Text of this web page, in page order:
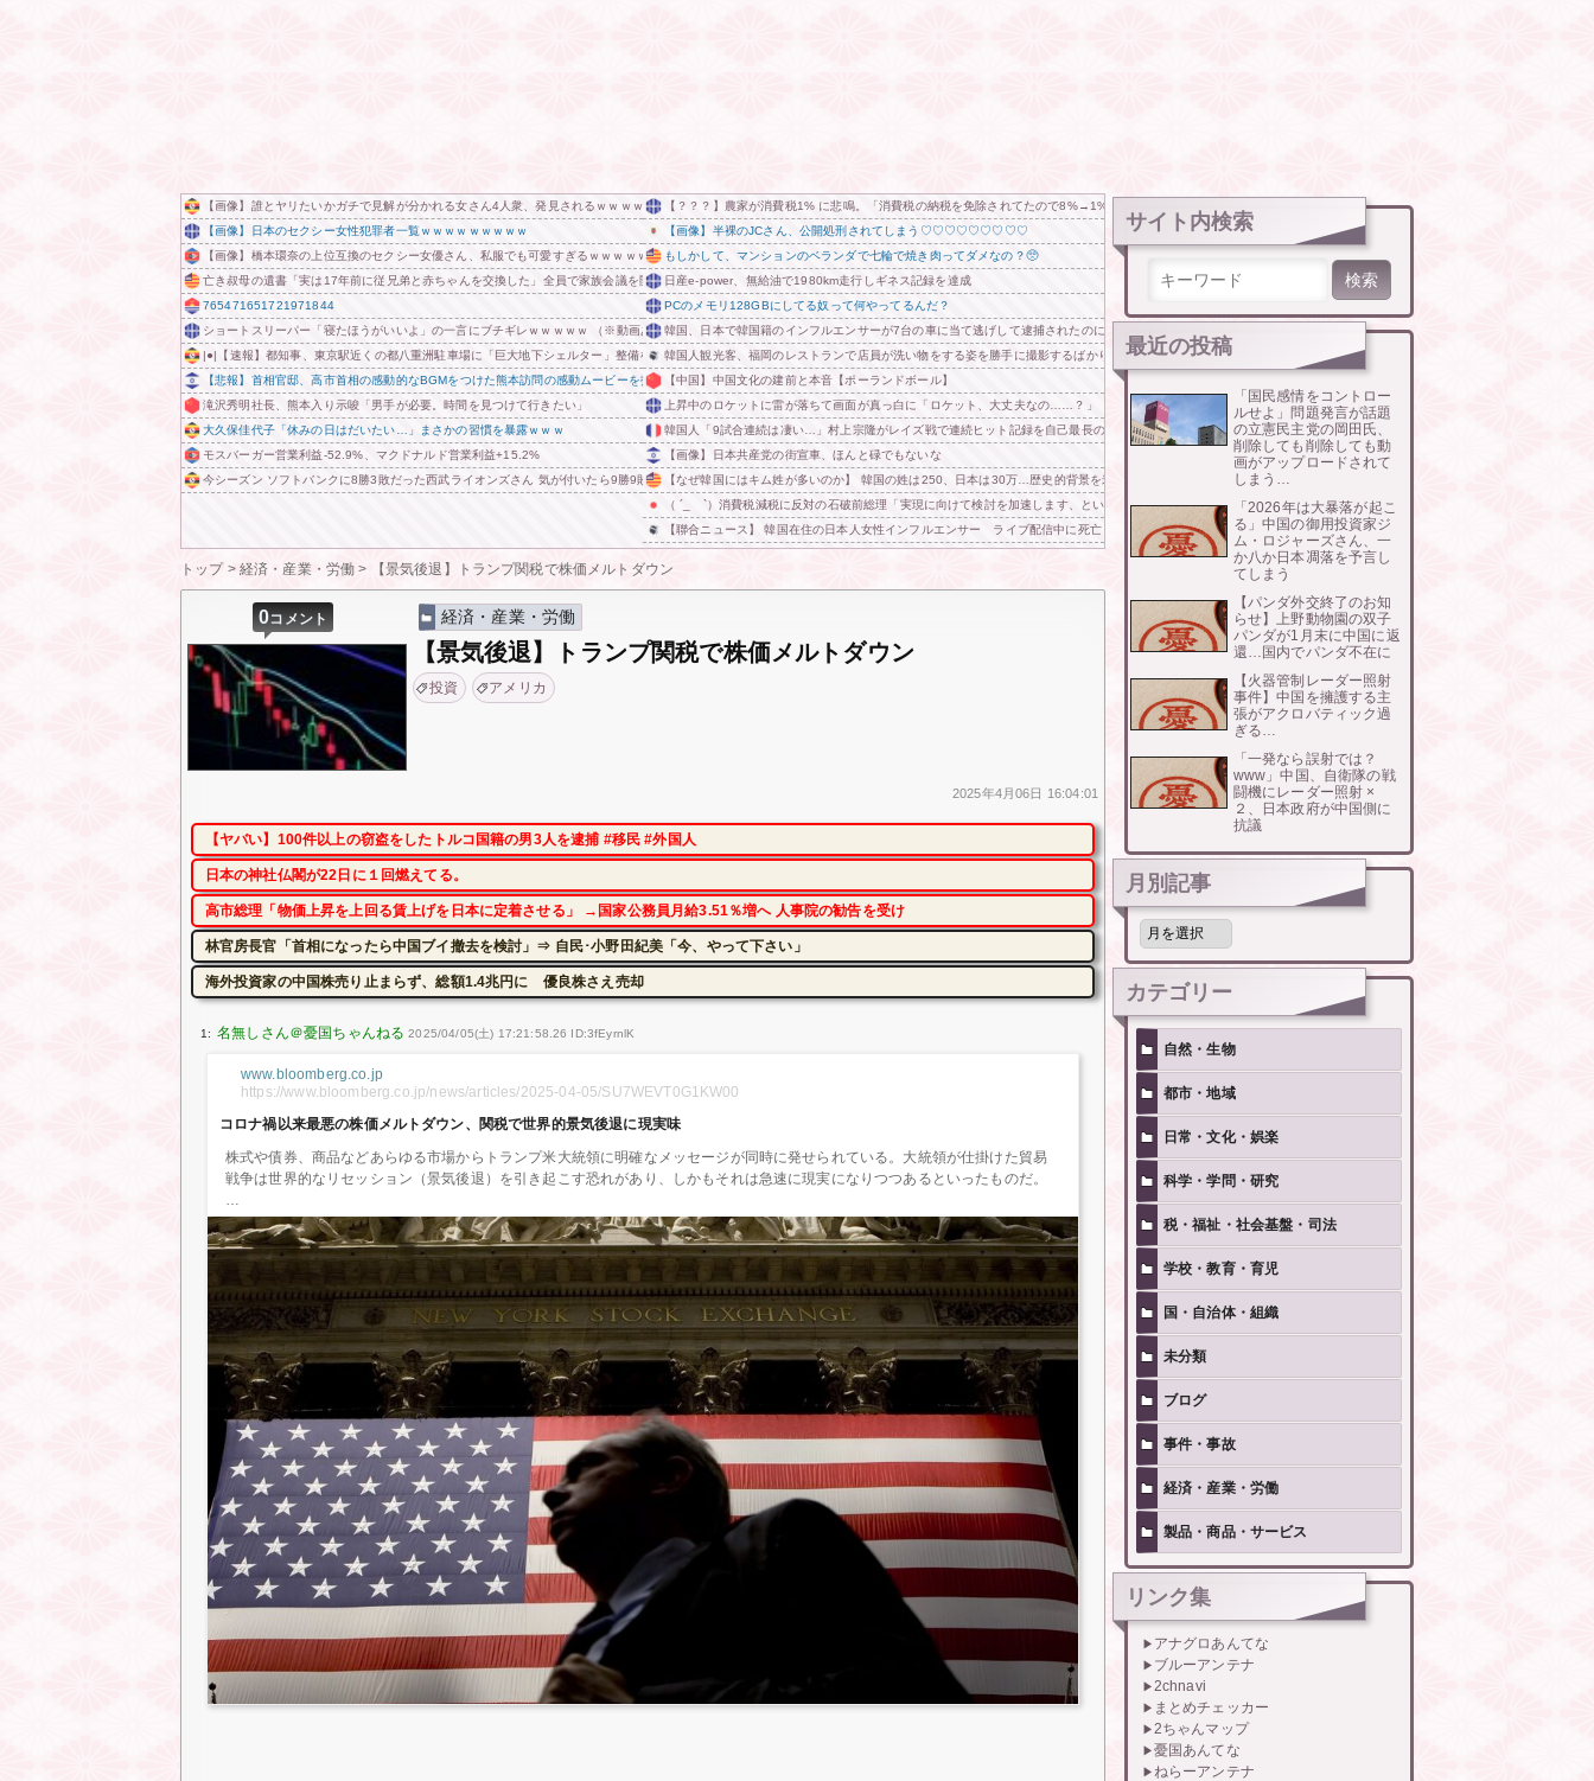
【画像】誰とヤリたいかガチで見解が分かれる女さん4人衆、発見されるｗｗｗｗｗｗｗ
【画像】日本のセクシー女性犯罪者一覧ｗｗｗｗｗｗｗｗｗ
【画像】橋本環奈の上位互換のセクシー女優さん、私服でも可愛すぎるｗｗｗｗｗｗｗｗｗ
亡き叔母の遺書「実は17年前に従兄弟と赤ちゃんを交換した」全員で家族会議を開いた結果、拍子抜けするほど〇〇な展開を迎えて婚約者呆然←家族の絆が深すぎて修羅場にならんかった
765471651721971844
ショートスリーパー「寝たほうがいいよ」の一言にブチギレｗｗｗｗｗ （※動画あり） 他
|●|【速報】都知事、東京駅近くの都八重洲駐車場に「巨大地下シェルター」整備を正式表明
【悲報】首相官邸、高市首相の感動的なBGMをつけた熊本訪問の感動ムービーを投稿
滝沢秀明社長、熊本入り示唆「男手が必要。時間を見つけて行きたい」
大久保佳代子「休みの日はだいたい…」まさかの習慣を暴露ｗｗｗ
モスバーガー営業利益-52.9%、マクドナルド営業利益+15.2%
今シーズン ソフトバンクに8勝3敗だった西武ライオンズさん 気が付いたら9勝9敗になってた
【？？？】農家が消費税1% に悲鳴。「消費税の納税を免除されてたので8%→1%だと手取りが7%減るんです」
【画像】半裸のJCさん、公開処刑されてしまう♡♡♡♡♡♡♡♡♡
もしかして、マンションのベランダで七輪で焼き肉ってダメなの？🥺
日産e-power、無給油で1980km走行しギネス記録を達成
PCのメモリ128GBにしてる奴って何やってるんだ？
韓国、日本で韓国籍のインフルエンサーが7台の車に当て逃げして逮捕されたのに「また日本は嫌韓しようとしている」と決めつけて責任転嫁
韓国人観光客、福岡のレストランで店員が洗い物をする姿を勝手に撮影するばかりか、日本は不潔な国みたいにSNSで拡散！
【中国】中国文化の建前と本音【ポーランドボール】
上昇中のロケットに雷が落ちて画面が真っ白に「ロケット、大丈夫なの……？」【海外の反応】
韓国人「9試合連続は凄い…」村上宗隆がレイズ戦で連続ヒット記録を自己最長の9に更新、ホワイトソックスの連勝継続
【画像】日本共産党の街宣車、ほんと碌でもないな
【なぜ韓国にはキム姓が多いのか】 韓国の姓は250、日本は30万…歴史的背景を米学者分析「学問尊重と平和な歴史が原動力」
（ ´_ゝ`）消費税減税に反対の石破前総理「実現に向けて検討を加速します、というのが公約。減税しますというのは公約じゃない！」
【聯合ニュース】 韓国在住の日本人女性インフルエンサー ライブ配信中に死亡
トップ> 経済・産業・労働 > 【景気後退】トランプ関税で株価メルトダウン
0コメント 経済・産業・労働
【景気後退】トランプ関税で株価メルトダウン
投資 アメリカ
2025年4月06日 16:04:01
【ヤバい】100件以上の窃盗をしたトルコ国籍の男3人を逮捕 #移民 #外国人
日本の神社仏閣が22日に１回燃えてる。
高市総理「物価上昇を上回る賃上げを日本に定着させる」 →国家公務員月給3.51％増へ 人事院の勧告を受け
林官房長官「首相になったら中国ブイ撤去を検討」⇒ 自民･小野田紀美「今、やって下さい」
海外投資家の中国株売り止まらず、総額1.4兆円に 優良株さえ売却
1: 2025/04/05(土) 17:21:58.26 ID:3fEyrnlK
www.bloomberg.co.jp
https://www.bloomberg.co.jp/news/articles/2025-04-05/SU7WEVT0G1KW00
コロナ禍以来最悪の株価メルトダウン、関税で世界的景気後退に現実味
株式や債券、商品などあらゆる市場からトランプ米大統領に明確なメッセージが同時に発せられている。大統領が仕掛けた貿易
戦争は世界的なリセッション（景気後退）を引き起こす恐れがあり、しかもそれは急速に現実になりつつあるといったものだ。
サイト内検索
最近の投稿
「国民感情をコントロー
ルせよ」問題発言が話題
の立憲民主党の岡田氏、
削除しても削除しても動
画がアップロードされて
しまう…
「2026年は大暴落が起こ
る」中国の御用投資家ジ
ム・ロジャーズさん、一
か八か日本凋落を予言し
てしまう
【パンダ外交終了のお知
らせ】上野動物園の双子
パンダが1月末に中国に返
還…国内でパンダ不在に
【火器管制レーダー照射
事件】中国を擁護する主
張がアクロバティック過
ぎる…
「一発なら誤射では？
www」中国、自衛隊の戦
闘機にレーダー照射 ×
２、日本政府が中国側に
抗議
月別記事
月
記
事
カテゴリー
自然・生物
都市・地域
日常・文化・娯楽
科学・学問・研究
税・福祉・社会基盤・司法
学校・教育・育児
国・自治体・組織
未分類
ブログ
事件・事故
経済・産業・労働
製品・商品・サービス
リンク集
アナグロあんてな
ブルーアンテナ
2chnavi
まとめチェッカー
2ちゃんマップ
憂国あんてな
ねらーアンテナ